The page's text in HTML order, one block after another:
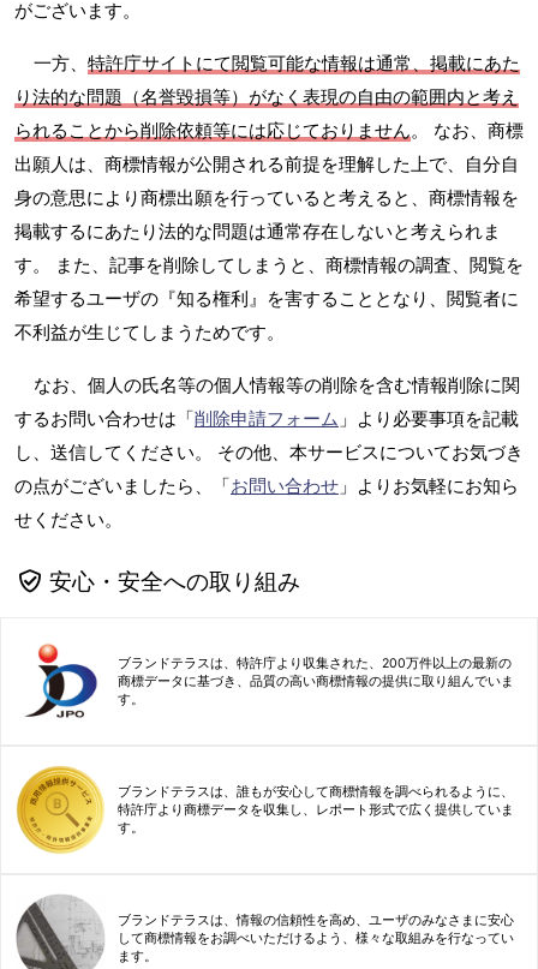
がございます。
一方、 特許庁サイトにて閲覧可能な情報は通常、掲載にあた
り法的な問題（名誉毀損等）がなく表現の自由の範囲内と考え
られることから削除依頼等には応じておりません。 なお、商標
出願人は、商標情報が公開される前提を理解した上で、自分自
身の意思により商標出願を行っていると考えると、商標情報を
掲載するにあたり法的な問題は通常存在しないと考えられま
す。 また、記事を削除してしまうと、商標情報の調査、閲覧を
希望するユーザの『知る権利』を害することとなり、閲覧者に
不利益が生じてしまうためです。
なお、個人の氏名等の個人情報等の削除を含む情報削除に関
するお問い合わせは「削除申請フォーム 」より必要事項を記載
し、送信してください。 その他、本サービスについてお気づき
の点がございましたら、「お問い合わせ 」よりお気軽にお知ら
せください。
安心・安全への取り組み
ブランドテラスは、特許庁より収集された、200万件以上の最新の
商標データに基づき、品質の高い商標情報の提供に取り組んでいま
す。
ブランドテラスは、誰もが安心して商標情報を調べられるように、
特許庁より商標データを収集し、レポート形式で広く提供していま
す。
ブランドテラスは、情報の信頼性を高め、ユーザのみなさまに安心
して商標情報をお調べいただけるよう、様々な取組みを行なってい
ます。